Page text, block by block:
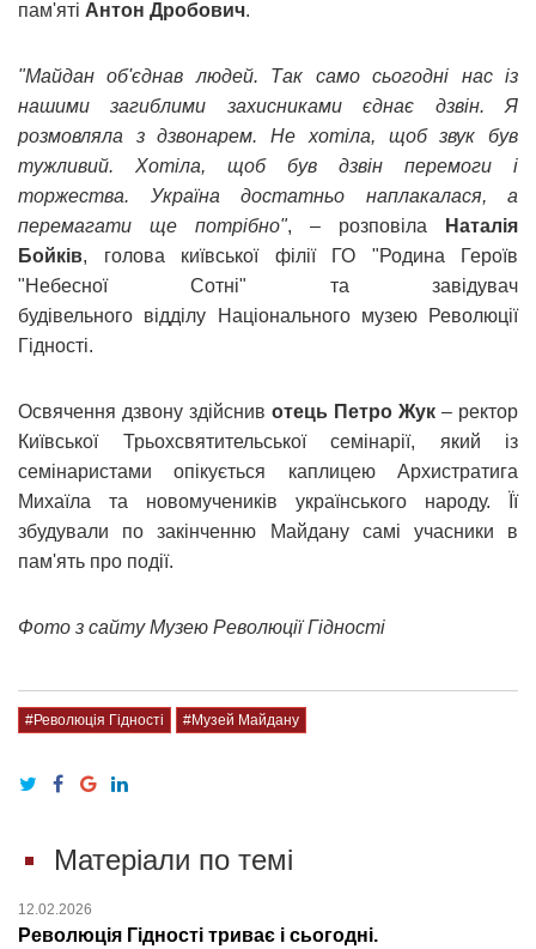
пам'яті Антон Дробович.
"Майдан об'єднав людей. Так само сьогодні нас із
нашими загиблими захисниками єднає дзвін. Я
розмовляла з дзвонарем. Не хотіла, щоб звук був
тужливий. Хотіла, щоб був дзвін перемоги і
торжества. Україна достатньо наплакалася, а
перемагати ще потрібно", – розповіла
Наталія
Бойків, голова київської філії ГО "Родина Героїв
"Небесної Сотні" та завідувач
будівельного відділу Національного музею Революції
Гідності.
Освячення дзвону здійснив отець Петро Жук – ректор
Київської Трьохсвятительської семінарії, який із
семінаристами опікується каплицею Архистратига
Михаїла та новомучеників українського народу. Її
збудували по закінченню Майдану самі учасники в
пам'ять про події.
Фото з сайту Музею Революції Гідності
#Революція Гідності #Музей Майдану
Матеріали по темі
12.02.2026
Революція Гідності триває і сьогодні.